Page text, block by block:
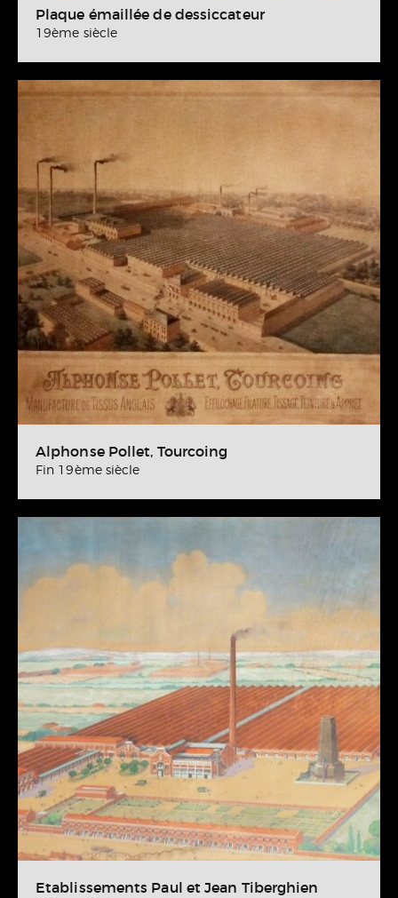
Plaque émaillée de dessiccateur
19ème siècle
Alphonse Pollet, Tourcoing
Fin 19ème siècle
Etablissements Paul et Jean Tiberghien